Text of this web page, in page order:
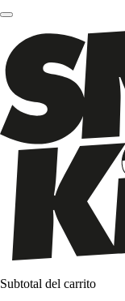
Subtotal del carrito